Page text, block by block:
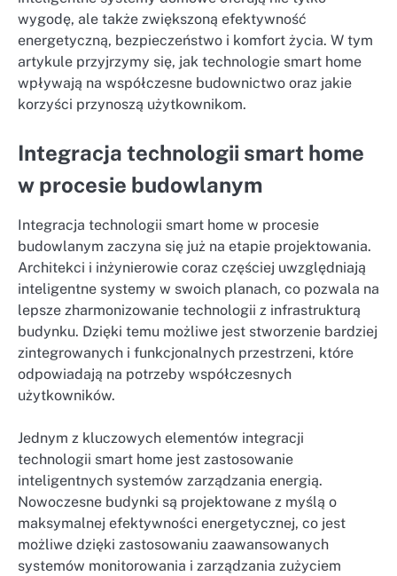
wygodę, ale także zwiększoną efektywność
energetyczną, bezpieczeństwo i komfort życia. W tym
artykule przyjrzymy się, jak technologie smart home
wpływają na współczesne budownictwo oraz jakie
korzyści przynoszą użytkownikom.
Integracja technologii smart home
w procesie budowlanym
Integracja technologii smart home w procesie
budowlanym zaczyna się już na etapie projektowania.
Architekci i inżynierowie coraz częściej uwzględniają
inteligentne systemy w swoich planach, co pozwala na
lepsze zharmonizowanie technologii z infrastrukturą
budynku. Dzięki temu możliwe jest stworzenie bardziej
zintegrowanych i funkcjonalnych przestrzeni, które
odpowiadają na potrzeby współczesnych
użytkowników.
Jednym z kluczowych elementów integracji
technologii smart home jest zastosowanie
inteligentnych systemów zarządzania energią.
Nowoczesne budynki są projektowane z myślą o
maksymalnej efektywności energetycznej, co jest
możliwe dzięki zastosowaniu zaawansowanych
systemów monitorowania i zarządzania zużyciem